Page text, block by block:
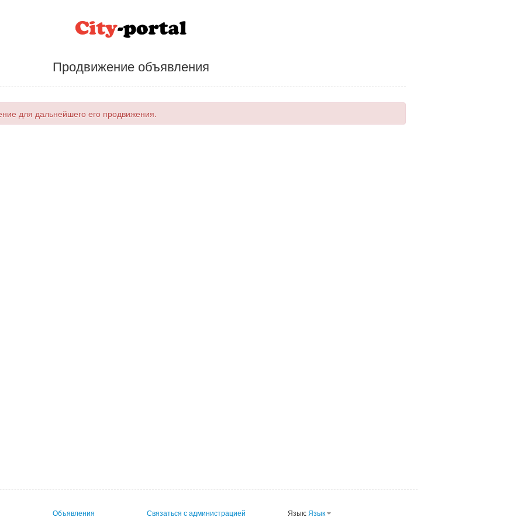
Продвижение объявления
для дальнейшего его продвижения.
Объявления Связаться с администрацией Язык: Язык